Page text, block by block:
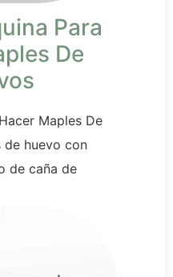
Para
De
Maples De
de huevo con
de caña de